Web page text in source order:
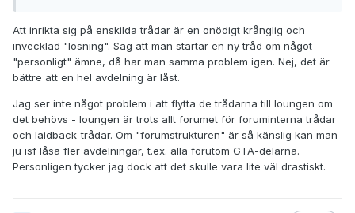
Att inrikta sig på enskilda trådar är en onödigt krånglig och
invecklad "lösning". Säg att man startar en ny tråd om något
"personligt" ämne, då har man samma problem igen. Nej, det är
bättre att en hel avdelning är låst.
Jag ser inte något problem i att flytta de trådarna till loungen om
det behövs - loungen är trots allt forumet för foruminterna trådar
och laidback-trådar. Om "forumstrukturen" är så känslig kan man
ju isf låsa fler avdelningar, t.ex. alla förutom GTA-delarna.
Personligen tycker jag dock att det skulle vara lite väl drastiskt.